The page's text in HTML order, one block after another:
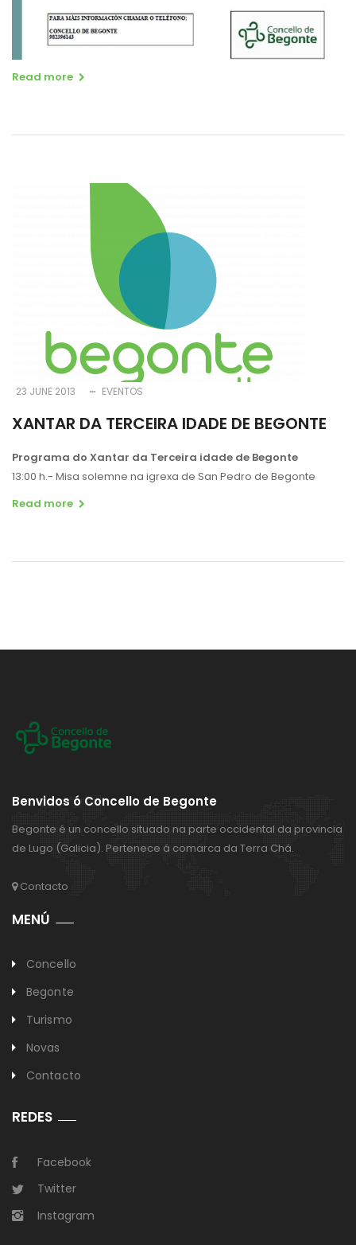
Read more
23 JUNE 2013 EVENTOS
XANTAR DA TERCEIRA IDADE DE BEGONTE
Programa do Xantar da Terceira idade de Begonte
13:00 h.- Misa solemne na igrexa de San Pedro de Begonte
Read more
Benvidos ó Concello de Begonte
Begonte é un concello situado na parte occidental da provincia
de Lugo (Galicia). Pertenece á comarca da Terra Chá.
Contacto
MENÚ
Concello
Begonte
Turismo
Novas
Contacto
REDES
Facebook
Twitter
Instagram